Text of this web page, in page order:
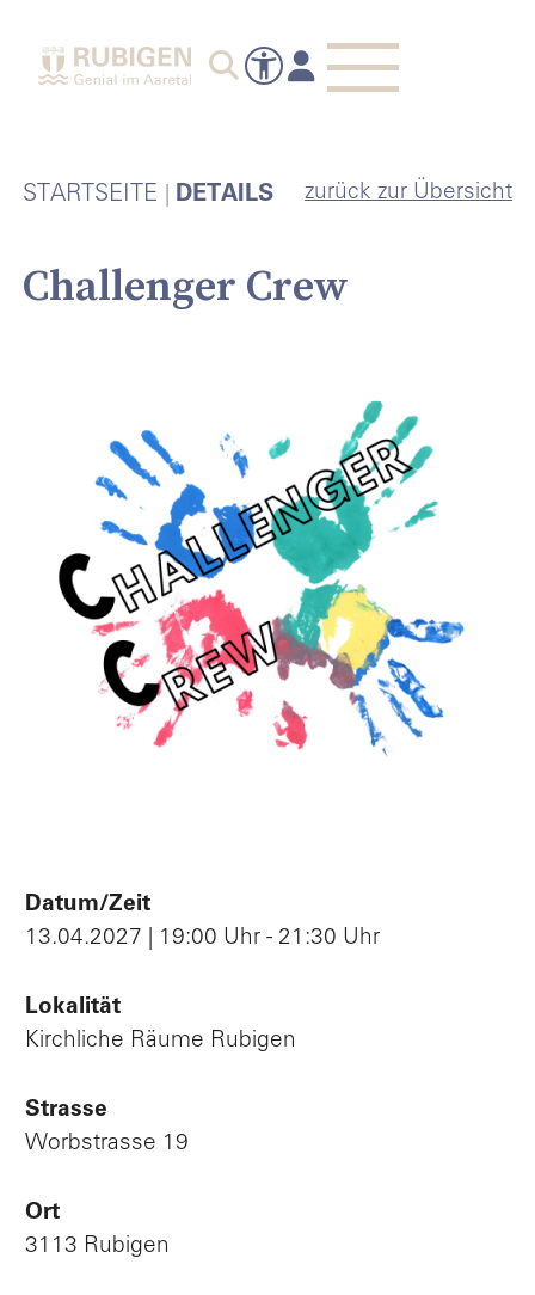
STARTSEITE DETAILS zurück zur Übersicht
Challenger Crew
Datum/Zeit
13.04.2027 | 19:00 Uhr - 21:30 Uhr
Lokalität
Kirchliche Räume Rubigen
Strasse
Worbstrasse 19
Ort
3113 Rubigen